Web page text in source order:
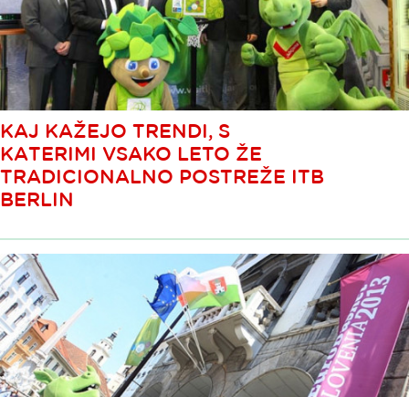
KAJ KAŽEJO TRENDI, S
KATERIMI VSAKO LETO ŽE
TRADICIONALNO POSTREŽE ITB
BERLIN